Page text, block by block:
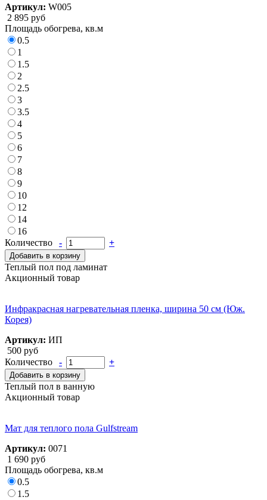
Артикул: W005
2 895 руб
Площадь обогрева, кв.м
0.5
1
1.5
2
2.5
3
3.5
4
5
6
7
8
9
10
12
14
16
Количество
- +
Добавить в корзину
Теплый пол под ламинат
Акционный товар
Инфракрасная нагревательная пленка, ширина 50 см (Юж.
Корея)
Артикул: ИП
500 руб
Количество
- +
Добавить в корзину
Теплый пол в ванную
Акционный товар
Мат для теплого пола Gulfstream
Артикул: 0071
1 690 руб
Площадь обогрева, кв.м
0.5
1.5